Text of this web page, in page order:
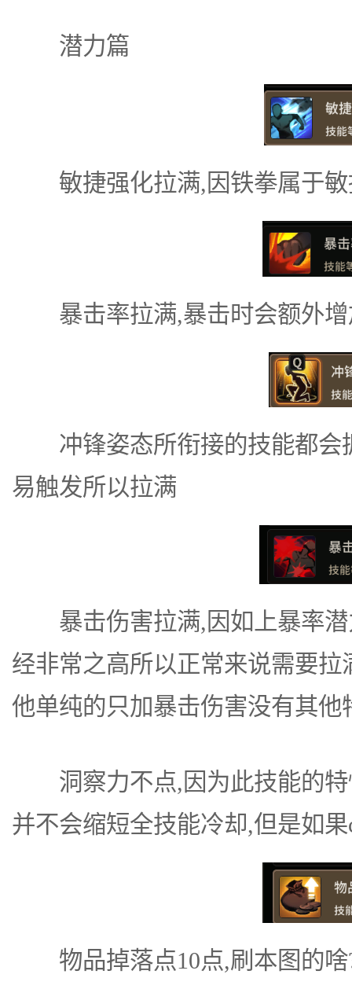
潜力篇
敏捷强化拉满,因铁拳属于敏
暴击率拉满,暴击时会额外增
冲锋姿态所衔接的技能都会
易触发所以拉满
暴击伤害拉满,因如上暴率潜
经非常之高所以正常来说需要
他单纯的只加暴击伤害没有其他
洞察力不点,因为此技能的特
并不会缩短全技能冷却,但是如
物品掉落点10点,刷本图的啥